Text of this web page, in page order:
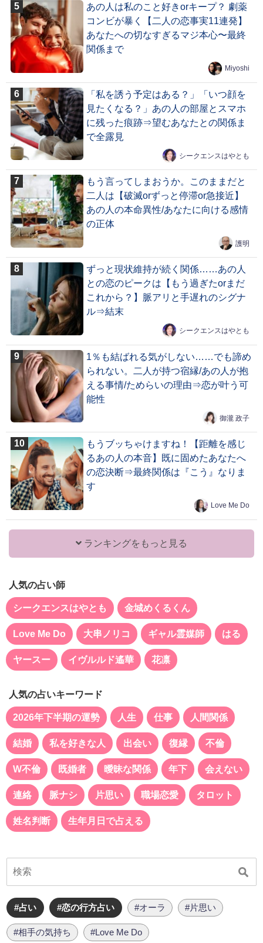
あの人は私のこと好きorキープ？ 劇薬
コンビが暴く【二人の恋事実11連発】
あなたへの切なすぎるマジ本心〜最終
関係まで
Miyoshi
「私を誘う予定はある？」「いつ顔を
見たくなる？」あの人の部屋とスマホ
に残った痕跡⇒望むあなたとの関係ま
で全露見
シークエンスはやとも
もう言ってしまおうか。このままだと
二人は【破滅orずっと停滞or急接近】
あの人の本命異性/あなたに向ける感情
の正体
護明
ずっと現状維持が続く関係……あの人
との恋のピークは【もう過ぎたorまだ
これから？】脈アリと手遅れのシグナ
ル⇒結末
シークエンスはやとも
1％も結ばれる気がしない……でも諦め
られない。二人が持つ宿縁/あの人が抱
える事情/ためらいの理由⇒恋が叶う可
能性
御瀧 政子
もうブッちゃけますね！【距離を感じ
るあの人の本音】既に固めたあなたへ
の恋決断⇒最終関係は『こう』なりま
す
Love Me Do
ランキングをもっと見る
人気の占い師
シークエンスはやとも 金城めくるくん
Love Me Do 大串ノリコ ギャル霊媒師 はる
ヤースー イヴルルド遙華 花凛
人気の占いキーワード
2026年下半期の運勢 人生 仕事 人間関係
結婚 私を好きな人 出会い 復縁 不倫
W不倫 既婚者 曖昧な関係 年下 会えない
連絡 脈ナシ 片思い 職場恋愛 タロット
姓名判断 生年月日で占える
#占い #恋の行方占い #オーラ #片思い
#相手の気持ち #Love Me Do